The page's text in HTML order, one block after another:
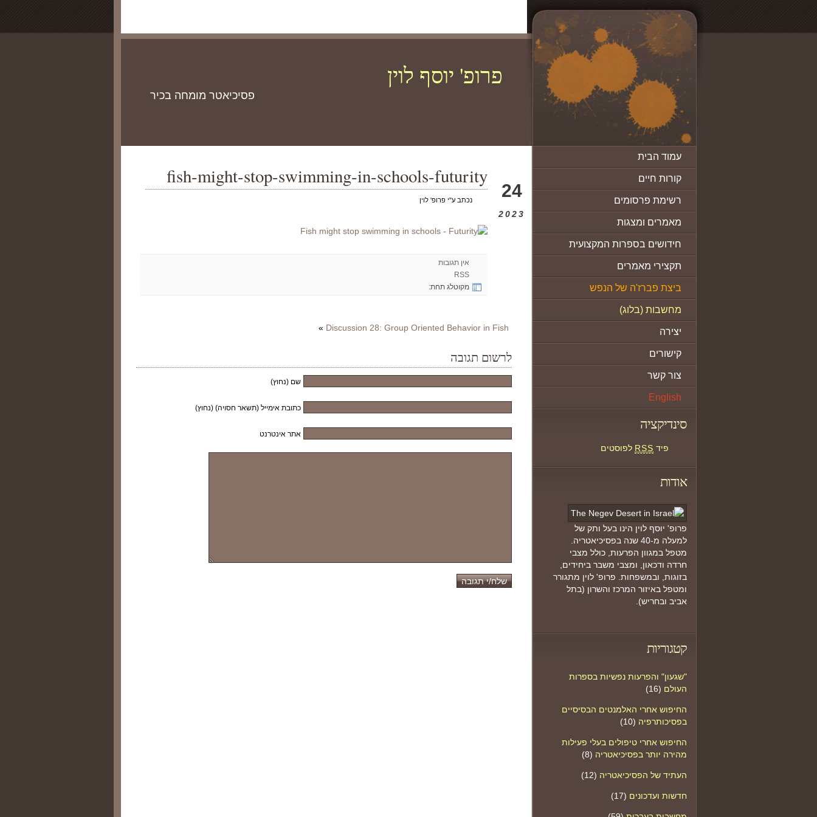
עמוד הבית
קורות חיים
רשימת פרסומים
מאמרים ומצגות
חידושים בספרות המקצועית
תקצירי מאמרים
ביצת פברז'ה של הנפש
מחשבות (בלוג)
יצירה
קישורים
צור קשר
English
סינדיקציה
פיד RSS לפוסטים
אודות
פרופ' יוסף לוין הינו בעל ותק של
למעלה מ-40 שנה בפסיכיאטריה.
מטפל במגוון הפרעות, כולל מצבי
חרדה ודכאון, ומצבי משבר ביחידים,
בזוגות, ובמשפחות. פרופ' לוין מתגורר
ומטפל באיזור המרכז והשרון (בתל
אביב ובחריש).
קטגוריות
"שגעון" והפרעות נפשיות בספרות
העולם (16)
החיפוש אחרי האלמנטים הבסיסיים
בפסיכותרפיה (10)
החיפוש אחרי טיפולים בעלי פעילות
מהירה יותר בפסיכיאטריה (8)
העתיד של הפסיכיאטריה (12)
חדשות ועדכונים (17)
פרופ' יוסף לוין
פסיכיאטר מומחה בכיר
24
2023
fish-might-stop-swimming-in-schools-futurity
נכתב ע"י פרופ' לוין
אין תגובות
RSS
מקוטלג תחת:
Discussion 28: Group Oriented Behavior in Fish
»
לרשום תגובה
שם (נחוץ)
כתובת אימייל (תשאר חסויה) (נחוץ)
אתר אינטרנט